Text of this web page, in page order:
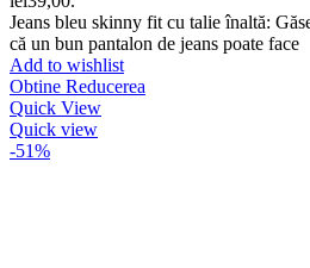
Jeans bleu skinny fit cu talie înaltă:
că un bun pantalon de jeans poate face
Add to wishlist
Obtine Reducerea
Quick View
Quick view
-51%